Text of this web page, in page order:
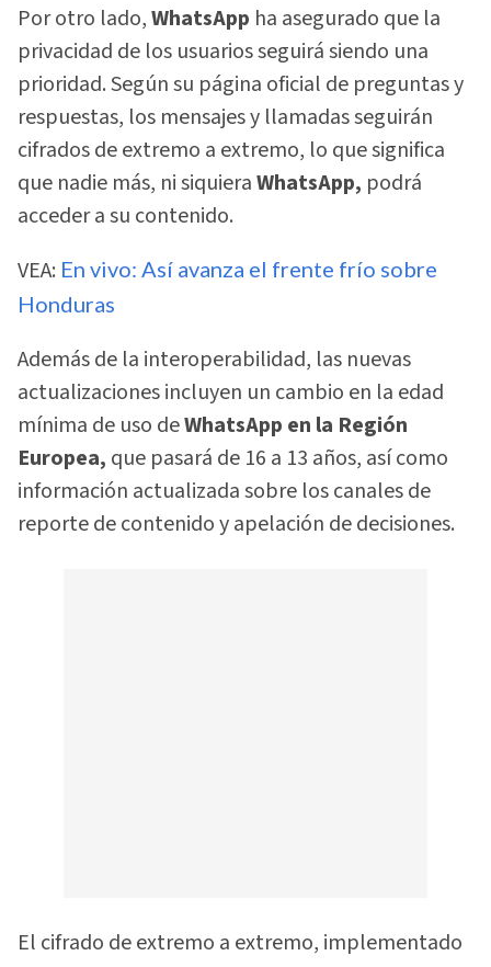
Por otro lado,WhatsApp ha asegurado que la
privacidad de los usuarios seguirá siendo una
prioridad. Según su página oficial de preguntas y
respuestas, los mensajes y llamadas seguirán
cifrados de extremo a extremo, lo que significa
que nadie más, ni siquieraWhatsApp, podrá
acceder a su contenido.
VEA: En vivo: Así avanza el frente frío sobre
Honduras
Además de la interoperabilidad, las nuevas
actualizaciones incluyen un cambio en la edad
mínima de uso deWhatsApp en la Región
Europea, que pasará de 16 a 13 años, así como
información actualizada sobre los canales de
reporte de contenido y apelación de decisiones.
El cifrado de extremo a extremo, implementado